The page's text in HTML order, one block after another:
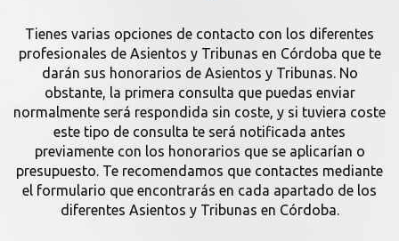
Tienes varias opciones de contacto con los diferentes
profesionales de Asientos y Tribunas en Córdoba que te
darán sus honorarios de Asientos y Tribunas. No
obstante, la primera consulta que puedas enviar
normalmente será respondida sin coste, y si tuviera coste
este tipo de consulta te será notificada antes
previamente con los honorarios que se aplicarían o
presupuesto. Te recomendamos que contactes mediante
el formulario que encontrarás en cada apartado de los
diferentes Asientos y Tribunas en Córdoba.